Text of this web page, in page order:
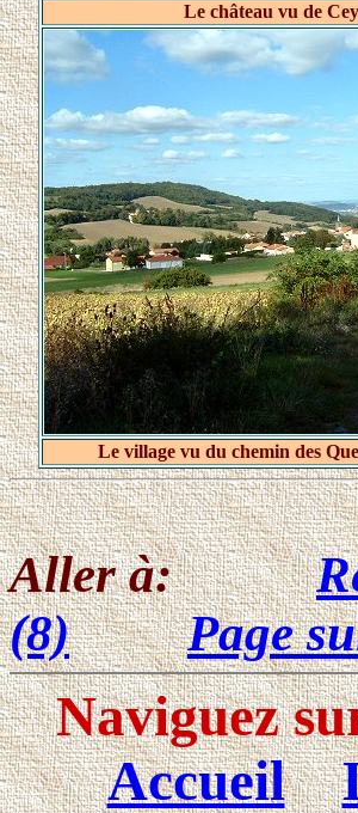
Le château vu de
Le village vu du chemin des
Aller à:
(8)
Page
Naviguez
Accueil